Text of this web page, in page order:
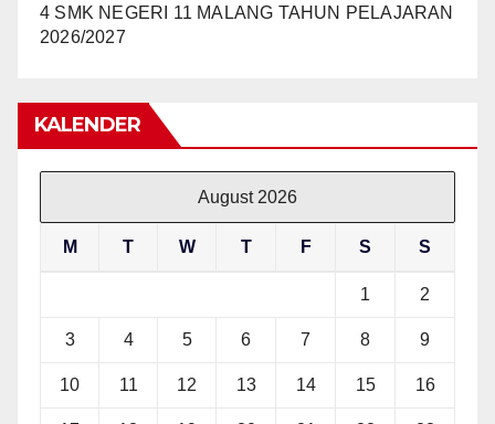
4 SMK NEGERI 11 MALANG TAHUN PELAJARAN
2026/2027
KALENDER
August 2026
M T W T F S S
1 2
3 4 5 6 7 8 9
10 11 12 13 14 15 16